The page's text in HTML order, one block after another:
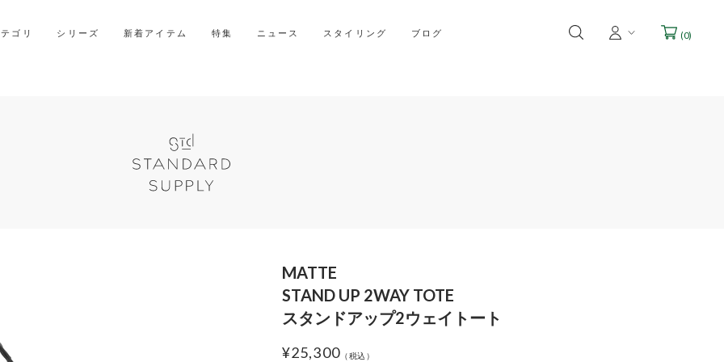
ゴリ シリーズ 新着アイテム 特集 ニュース スタイリング ブログ (0)
MATTE
STAND UP 2WAY TOTE
スタンドアップ2ウェイトート
¥25,300